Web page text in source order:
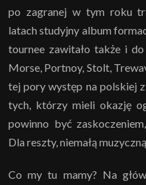
po zagranej w tym roku
latach studyjny album
tournee zawitało także i
Morse, Portnoy, Stolt,
tej pory występ na polskiej
tych, którzy mieli okazję
powinno być
Dla reszty, niemałą
Co my tu mamy? Na